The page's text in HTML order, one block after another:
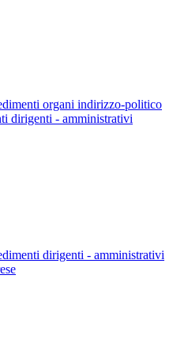
organi indirizzo-politico
dirigenti - amministrativi
dirigenti - amministrativi